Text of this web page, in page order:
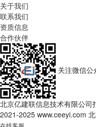
关于我们
联系我们
资质信息
合作伙伴
关注微信公
北京亿建联信息技术有限公司
2021-2025 www.ceeyi.com